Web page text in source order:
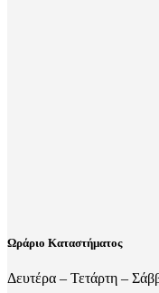
Ωράριο Καταστήματος
Δευτέρα – Τετάρτη –